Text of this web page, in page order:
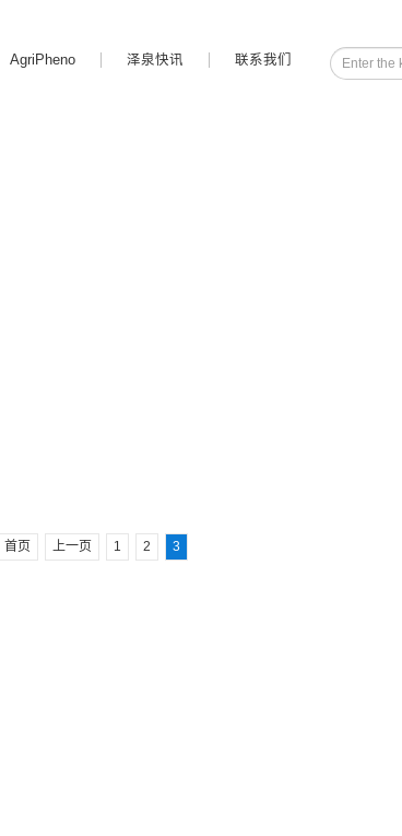
AgriPheno 泽泉快讯 联系我们
首页 上一页 1 2 3